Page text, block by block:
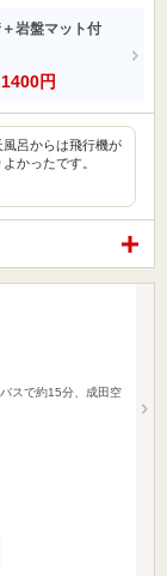
岩盤マット付
1400円
呂からは飛行機が
かったです。
スで約15分、成田空